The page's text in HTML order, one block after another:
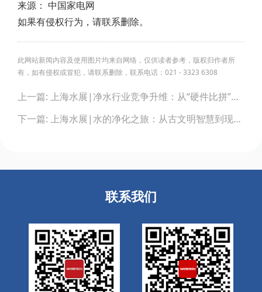
来源： 中国家电网
如果有侵权行为，请联系删除。
此网站新闻内容及使用图片均来自网络，仅供读者参考，版权归作者所
有，如有侵权或冒犯，请联系删除，联系电话：021 - 3323 6308
navigation
上一篇: 上海水展|净水行业竞争升维：从“硬件比拼”到“全生命周期成本”的价值重塑
下一篇: 上海水展|水的净化之旅：从古文明智慧到现代全屋净水时代
联系我们